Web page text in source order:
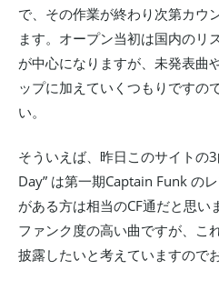
で、その作業が終わり次第カウ
ます。オープン当初は国内のリ
が中心になりますが、未発表曲
ップに加えていくつもりですの
い。
そういえば、昨日このサイトの
Day” は第一期Captain Funk の
がある方は相当のCF通だと思い
ファンク度の高い曲ですが、こ
披露したいと考えていますので